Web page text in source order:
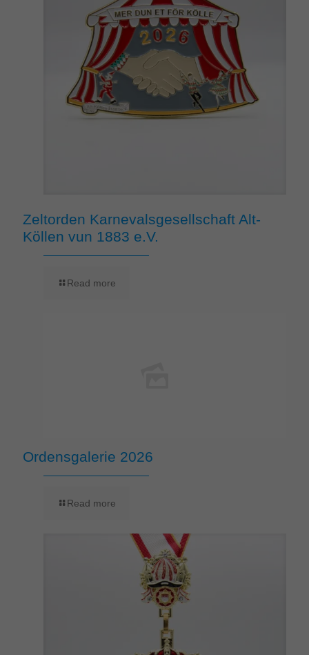
Zeltorden Karnevalsgesellschaft Alt-
Köllen vun 1883 e.V.
Read more
Ordensgalerie 2026
Read more